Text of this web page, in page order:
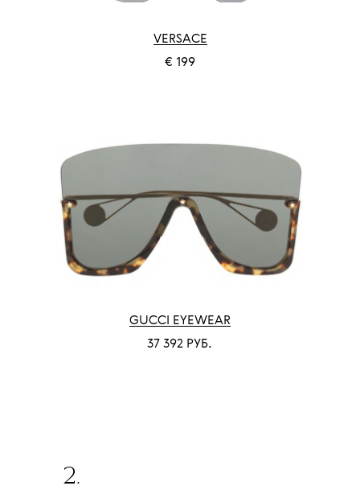
VERSACE
€ 199
GUCCI EYEWEAR
37 392 РУБ.
2.